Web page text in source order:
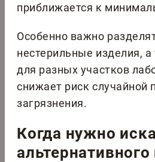
приближается к
Особенно важно
нестерильные изделия,
для разных участков
снижает риск случайной
загрязнения.
Когда нужно